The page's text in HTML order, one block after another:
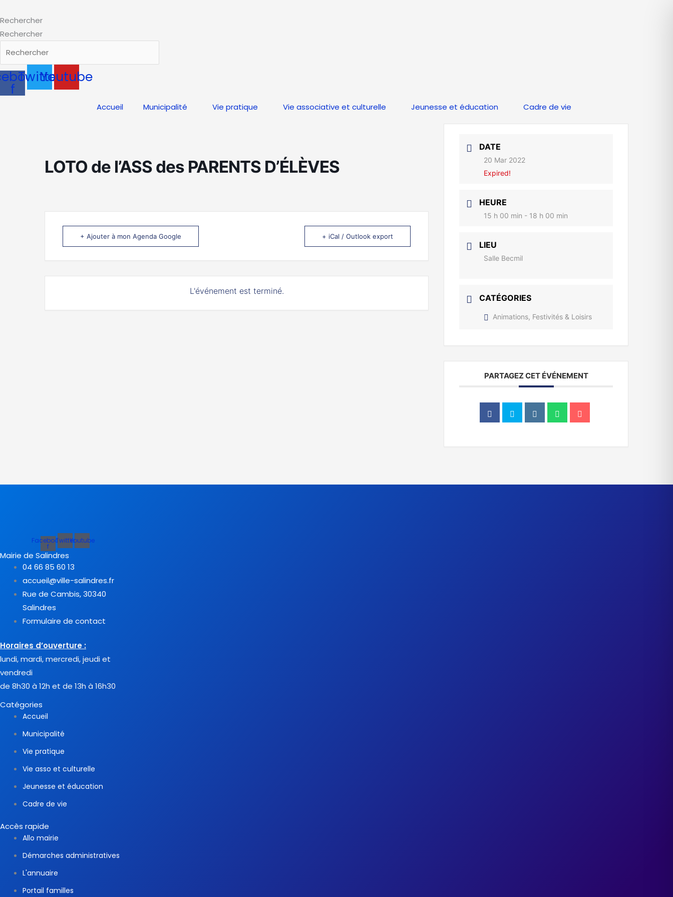
au
contenu
Rechercher
Rechercher
f
TwitterYoutube
Accueil Municipalité Vie pratique Vie associative et culturelle Jeunesse et éducation Cadre de vie
LOTO de l’ASS des PARENTS D’ÉLÈVES
+ Ajouter à mon Agenda Google + iCal / Outlook export
L'événement est terminé.
DATE
20 Mar 2022
Expired!
HEURE
15 h 00 min - 18 h 00 min
LIEU
Salle Becmil
CATÉGORIES
Animations, Festivités & Loisirs
PARTAGEZ CET ÉVÉNEMENT
Facebook-
f
TwitterYoutube
Mairie de Salindres
04 66 85 60 13
accueil@ville-salindres.fr
Rue de Cambis, 30340
Salindres
Formulaire de contact
Horaires d’ouverture :
lundi, mardi, mercredi, jeudi et
vendredi
de 8h30 à 12h et de 13h à 16h30
Catégories
Accueil
Municipalité
Vie pratique
Vie asso et culturelle
Jeunesse et éducation
Cadre de vie
Accès rapide
Allo mairie
Démarches administratives
L'annuaire
Portail familles